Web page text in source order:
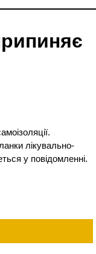
лікувально-
у повідомленні.